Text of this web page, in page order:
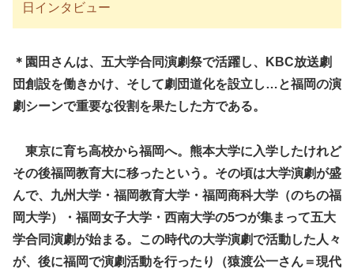
日インタビュー
＊園田さんは、五大学合同演劇祭で活躍し、KBC放送劇
団創設を働きかけ、そして劇団道化を設立し…と福岡の演
劇シーンで重要な役割を果たした方である。
東京に育ち高校から福岡へ。熊本大学に入学したけれど
その後福岡教育大に移ったという。その頃は大学演劇が盛
んで、九州大学・福岡教育大学・福岡商科大学（のちの福
岡大学）・福岡女子大学・西南大学の5つが集まって五大
学合同演劇が始まる。この時代の大学演劇で活動した人々
が、後に福岡で演劇活動を行ったり（猿渡公一さん＝現代